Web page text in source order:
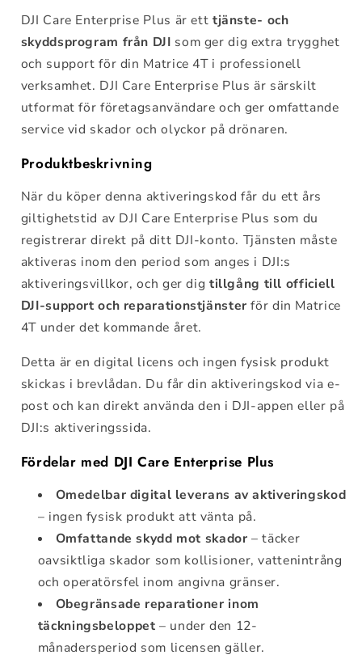
DJI Care Enterprise Plus är ett tjänste- och
skyddsprogram från DJI som ger dig extra trygghet
och support för din Matrice 4T i professionell
verksamhet. DJI Care Enterprise Plus är särskilt
utformat för företagsanvändare och ger omfattande
service vid skador och olyckor på drönaren.
Produktbeskrivning
När du köper denna aktiveringskod får du ett års
giltighetstid av DJI Care Enterprise Plus som du
registrerar direkt på ditt DJI-konto. Tjänsten måste
aktiveras inom den period som anges i DJI:s
aktiveringsvillkor, och ger dig tillgång till officiell
DJI-support och reparationstjänster för din Matrice
4T under det kommande året.
Detta är en digital licens och ingen fysisk produkt
skickas i brevlådan. Du får din aktiveringskod via e-
post och kan direkt använda den i DJI-appen eller på
DJI:s aktiveringssida.
Fördelar med DJI Care Enterprise Plus
Omedelbar digital leverans av aktiveringskod
– ingen fysisk produkt att vänta på.
Omfattande skydd mot skador – täcker
oavsiktliga skador som kollisioner, vattenintrång
och operatörsfel inom angivna gränser.
Obegränsade reparationer inom
täckningsbeloppet – under den 12-
månadersperiod som licensen gäller.